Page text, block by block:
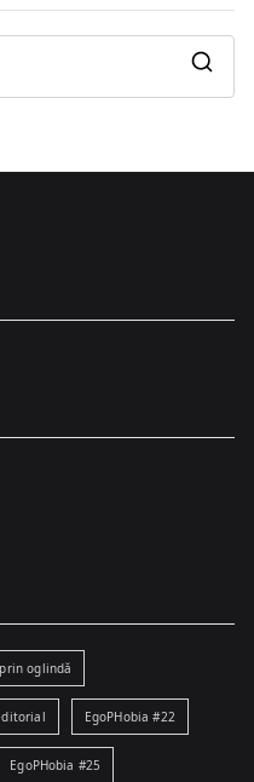
o
oglindă
EgoPHobia #22
EgoPHobia #25